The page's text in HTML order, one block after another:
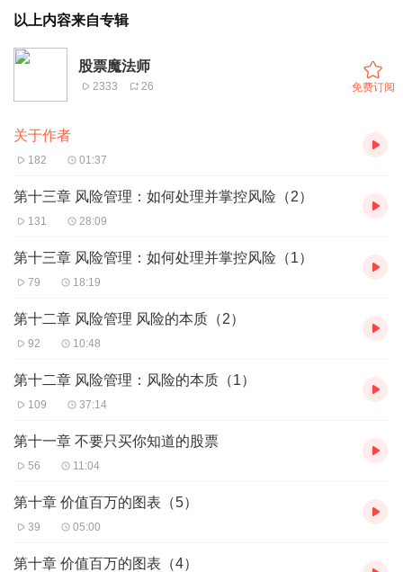
以上内容来自专辑
股票魔法师
2333 26 免费订阅
关于作者
182 01:37
第十三章 风险管理：如何处理并掌控风险（2）
131 28:09
第十三章 风险管理：如何处理并掌控风险（1）
79 18:19
第十二章 风险管理 风险的本质（2）
92 10:48
第十二章 风险管理：风险的本质（1）
109 37:14
第十一章 不要只买你知道的股票
56 11:04
第十章 价值百万的图表（5）
39 05:00
第十章 价值百万的图表（4）